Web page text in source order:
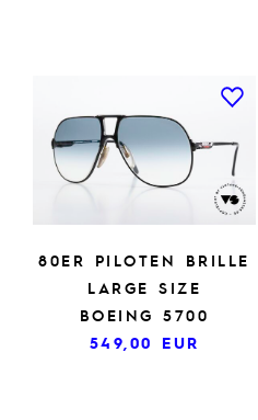
80ER PILOTEN BRILLE
LARGE SIZE
BOEING 5700
549,00 EUR